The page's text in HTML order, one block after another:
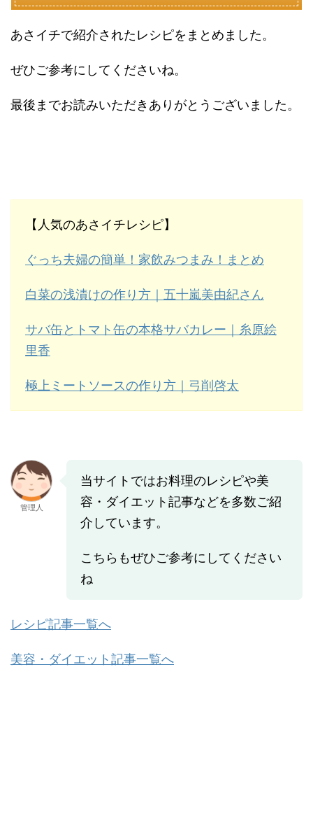
あさイチで紹介されたレシピをまとめました。
ぜひご参考にしてくださいね。
最後までお読みいただきありがとうございました。
【人気のあさイチレシピ】
ぐっち夫婦の簡単！家飲みつまみ！まとめ
白菜の浅漬けの作り方｜五十嵐美由紀さん
サバ缶とトマト缶の本格サバカレー｜糸原絵
里香
極上ミートソースの作り方｜弓削啓太
管理人
当サイトではお料理のレシピや美
容・ダイエット記事などを多数ご紹
介しています。
こちらもぜひご参考にしてください
ね
レシピ記事一覧へ
美容・ダイエット記事一覧へ